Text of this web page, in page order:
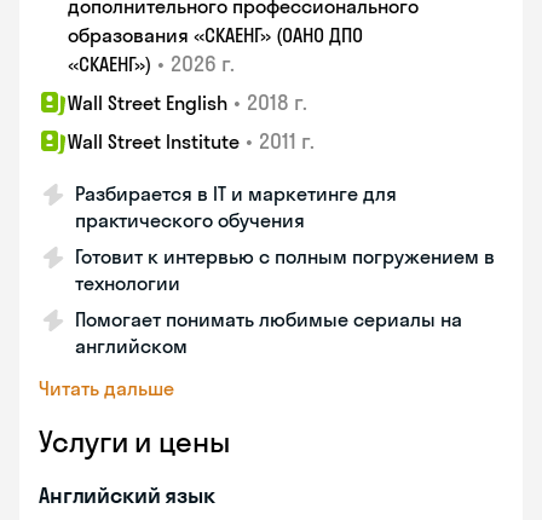
дополнительного профессионального
образования «СКАЕНГ» (ОАНО ДПО
«СКАЕНГ») • 2026 г.
Wall Street English • 2018 г.
Wall Street Institute • 2011 г.
Разбирается в IT и маркетинге для
практического обучения
Готовит к интервью с полным погружением в
технологии
Помогает понимать любимые сериалы на
английском
Читать дальше
Услуги и цены
Английский язык